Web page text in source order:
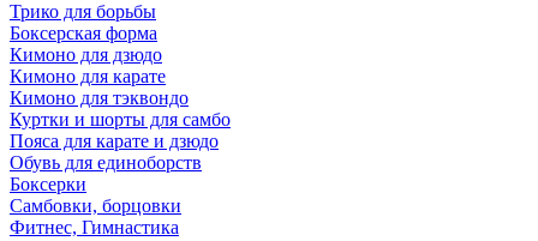
Трико для борьбы
Боксерская форма
Кимоно для дзюдо
Кимоно для карате
Кимоно для тэквондо
Куртки и шорты для самбо
Пояса для карате и дзюдо
Обувь для единоборств
Боксерки
Самбовки, борцовки
Фитнес, Гимнастика